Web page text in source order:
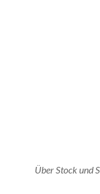
Über Stock und